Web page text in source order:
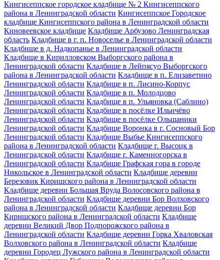
Кингисеппское городское кладбище № 2 Кингисеппского
района в Ленинградской области Кингисеппское Городское
кладбище Кингисеппского района в Ленинградской области
Киновеевское кладбище Кладбище Арбузово Ленинградская
область Кладбище в г. п. Новоселье в Ленинградской области
Кладбище в д. Надкопанье в Ленинградской области
Кладбище в Кирилловском Выборгского района в
Ленинградской области Кладбище в Лейпясуо Выборгского
района в Ленинградской области Кладбище в п. Елизаветино
Ленинградской области Кладбище в п. Лисино-Корпус
Ленинградской области Кладбище в п. Молодцово
Ленинградской области Кладбище в п. Ульяновка (Саблино)
Ленинградской области Кладбище в посёлке Ильичёво
Ленинградской области Кладбище в посёлке Ольшаники
Ленинградской области Кладбище Воронка в г. Сосновый Бор
Ленинградской области Кладбище Выбье Кингисеппского
района в Ленинградской области Кладбище г. Высоцк в
Ленинградской области Кладбище г. Каменногорска в
Ленинградской области Кладбище Графская гора в городе
Никольское в Ленинградской области Кладбище деревни
Березовик Киришского района в Ленинградской области
Кладбище деревни Большая Вруда Волосовского района в
Ленинградской области Кладбище деревни Бор Волховского
района в Ленинградской области Кладбище деревни Бор
Киришского района в Ленинградской области Кладбище
деревни Великий Двор Подпорожского района в
Ленинградской области Кладбище деревни Горка Хваловская
Волховского района в Ленинградской области Кладбище
деревни Городец Лужского района в Ленинградской области